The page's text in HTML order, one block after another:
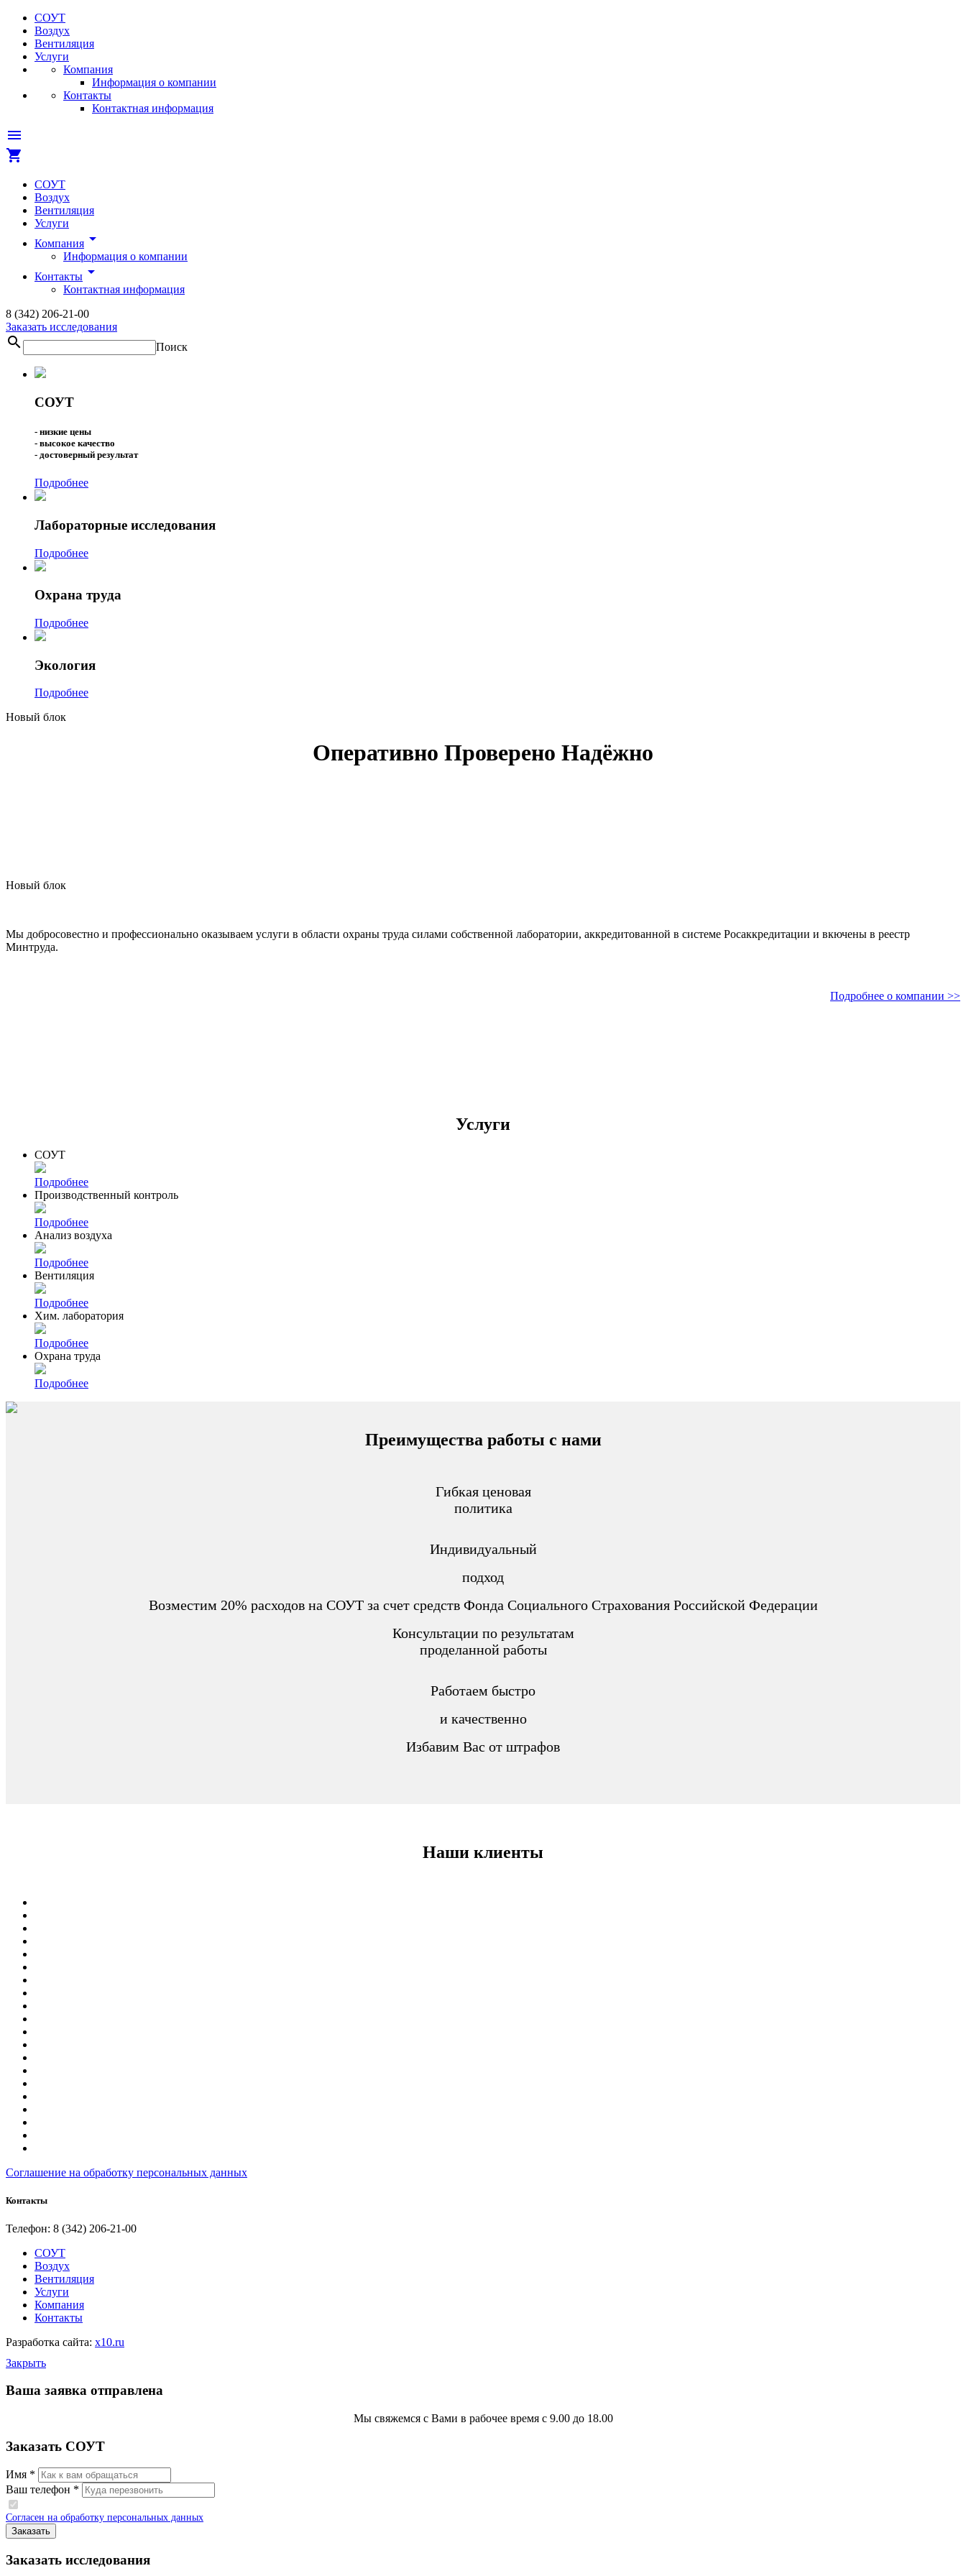
СОУТ
Воздух
Вентиляция
Услуги
Компания
Информация о компании
Контакты
Контактная информация
menu
shopping_cart
СОУТ
Воздух
Вентиляция
Услуги
Компания arrow_drop_down
Информация о компании
Контакты arrow_drop_down
Контактная информация
8 (342) 206-21-00
Заказать исследования
search Поиск
СОУТ
- низкие цены
- высокое качество
- достоверный результат
Подробнее
Лабораторные исследования
Подробнее
Охрана труда
Подробнее
Экология
Подробнее
Новый блок
Оперативно Проверено Надёжно
Новый блок
Мы добросовестно и профессионально оказываем услуги в области охраны труда силами собственной лаборатории, аккредитованной в системе Росаккредитации и вкючены в реестр
Минтруда.
Подробнее о компании >>
Услуги
СОУТ
Подробнее
Производственный контроль
Подробнее
Анализ воздуха
Подробнее
Вентиляция
Подробнее
Хим. лаборатория
Подробнее
Охрана труда
Подробнее
Преимущества работы с нами
Гибкая ценовая
политика
Индивидуальный
подход
Возместим 20% расходов на СОУТ за счет средств Фонда Социального Страхования Российской Федерации
Консультации по результатам
проделанной работы
Работаем быстро
и качественно
Избавим Вас от штрафов
Наши клиенты
Соглашение на обработку персональных данных
Контакты
Телефон: 8 (342) 206-21-00
СОУТ
Воздух
Вентиляция
Услуги
Компания
Контакты
Разработка сайта: x10.ru
Закрыть
Ваша заявка отправлена
Мы свяжемся с Вами в рабочее время с 9.00 до 18.00
Заказать СОУТ
Имя *
Ваш телефон *
Согласен на обработку персональных данных
Заказать исследования